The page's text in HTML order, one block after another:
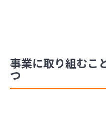
事業に取り組むこ
つ